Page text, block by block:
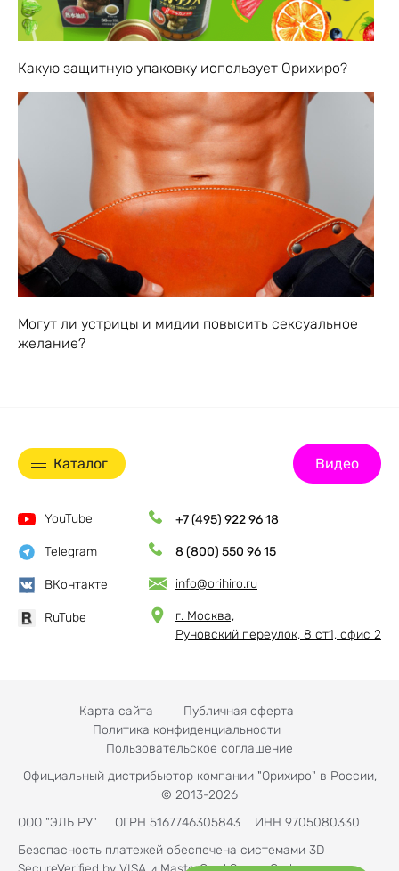
Какую защитную упаковку использует Орихиро?
Могут ли устрицы и мидии повысить сексуальное
желание?
Каталог Видео
YouTube
Telegram
ВКонтакте
RuTube
+7 (495) 922 96 18
8 (800) 550 96 15
info@orihiro.ru
г. Москва,
Руновский переулок, 8 ст1, офис 2
Карта сайта
Публичная оферта
Политика конфиденциальности
Пользовательское соглашение
Официальный дистрибьютор компании "Орихиро" в России,
© 2013-2026
ООО "ЭЛЬ РУ" ОГРН 5167746305843 ИНН 9705080330
Безопасность платежей обеспечена системами 3D